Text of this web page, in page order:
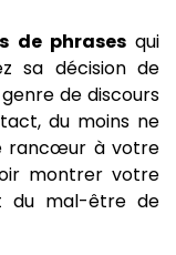
de phrasesqui
sa décision de
de discours
du moins ne
rancœur à votre
montrer votre
du mal-être de